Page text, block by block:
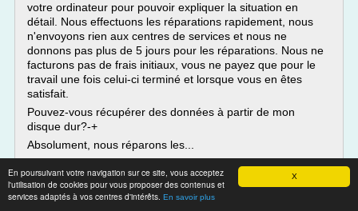
X
En poursuivant votre navigation sur ce site, vous acceptez
l'utilisation de cookies pour vous proposer des contenus et
services adaptés à vos centres d'intérêts. En savoir plus
votre ordinateur pour pouvoir expliquer la situation en
détail. Nous effectuons les réparations rapidement, nous
n'envoyons rien aux centres de services et nous ne
donnons pas plus de 5 jours pour les réparations. Nous ne
facturons pas de frais initiaux, vous ne payez que pour le
travail une fois celui-ci terminé et lorsque vous en êtes
satisfait.
Pouvez-vous récupérer des données à partir de mon
disque dur?-+
Absolument, nous réparons les...
Lire la suite
Site :https://itguide.fr